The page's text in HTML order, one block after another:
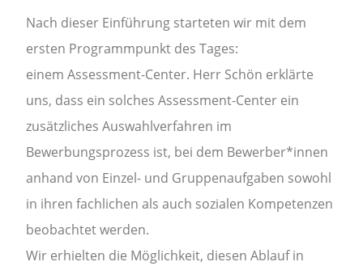
Nach dieser Einführung starteten wir mit dem
ersten Programmpunkt des Tages:
einem Assessment-Center. Herr Schön erklärte
uns, dass ein solches Assessment-Center ein
zusätzliches Auswahlverfahren im
Bewerbungsprozess ist, bei dem Bewerber*innen
anhand von Einzel- und Gruppenaufgaben sowohl
in ihren fachlichen als auch sozialen Kompetenzen
beobachtet werden.
Wir erhielten die Möglichkeit, diesen Ablauf in